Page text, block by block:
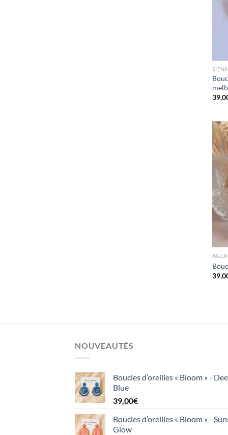
NOUVEAUTÉS
Boucles d’oreilles « Bloom » -
Blue
39,00€
Boucles d’oreilles « Bloom » -
Glow